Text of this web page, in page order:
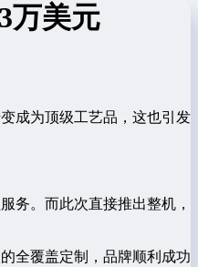
万美元
成为顶级工艺品，这也引发
务。而此次直接推出整机，
全覆盖定制，品牌顺利成功